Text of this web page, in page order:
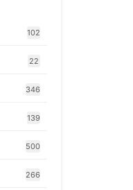
102
22
346
139
500
266